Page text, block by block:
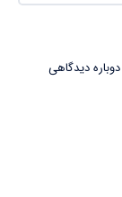
دیدگاهی